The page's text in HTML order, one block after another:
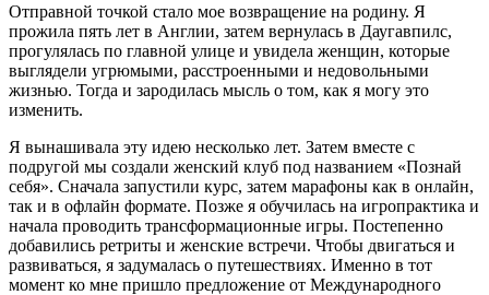
Отправной точкой стало мое возвращение на родину. Я
прожила пять лет в Англии, затем вернулась в Даугавпилс,
прогулялась по главной улице и увидела женщин, которые
выглядели угрюмыми, расстроенными и недовольными
жизнью. Тогда и зародилась мысль о том, как я могу это
изменить.
Я вынашивала эту идею несколько лет. Затем вместе с
подругой мы создали женский клуб под названием «Познай
себя». Сначала запустили курс, затем марафоны как в онлайн,
так и в офлайн формате. Позже я обучилась на игропрактика и
начала проводить трансформационные игры. Постепенно
добавились ретриты и женские встречи. Чтобы двигаться и
развиваться, я задумалась о путешествиях. Именно в тот
момент ко мне пришло предложение от Международного